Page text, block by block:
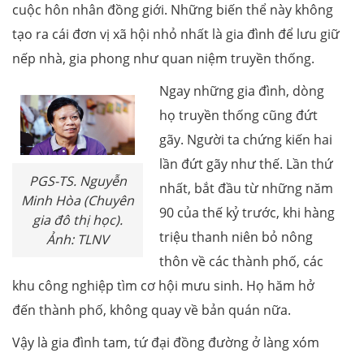
cuộc hôn nhân đồng giới. Những biến thể này không
tạo ra cái đơn vị xã hội nhỏ nhất là gia đình để lưu giữ
nếp nhà, gia phong như quan niệm truyền thống.
PGS-TS. Nguyễn
Minh Hòa (Chuyên
gia đô thị học).
Ảnh: TLNV
Ngay những gia đình, dòng
họ truyền thống cũng đứt
gãy. Người ta chứng kiến hai
lần đứt gãy như thế. Lần thứ
nhất, bắt đầu từ những năm
90 của thế kỷ trước, khi hàng
triệu thanh niên bỏ nông
thôn về các thành phố, các
khu công nghiệp tìm cơ hội mưu sinh. Họ hăm hở
đến thành phố, không quay về bản quán nữa.
Vậy là gia đình tam, tứ đại đồng đường ở làng xóm